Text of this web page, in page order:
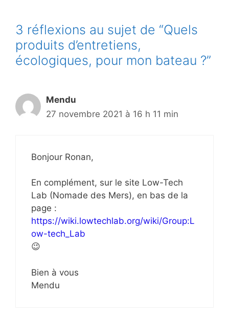
3 réflexions au sujet de “Quels
produits d’entretiens,
écologiques, pour mon bateau ?”
Mendu
27 novembre 2021 à 16 h 11 min
Bonjour Ronan,
En complément, sur le site Low-Tech
Lab (Nomade des Mers), en bas de la
page :
https://wiki.lowtechlab.org/wiki/Group:L
ow-tech_Lab
😉
Bien à vous
Mendu